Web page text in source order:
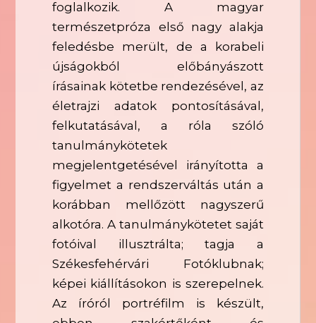
foglalkozik. A magyar
természetpróza első nagy alakja
feledésbe merült, de a korabeli
újságokból előbányászott
írásainak kötetbe rendezésével, az
életrajzi adatok pontosításával,
felkutatásával, a róla szóló
tanulmánykötetek
megjelentgetésével irányította a
figyelmet a rendszerváltás után a
korábban mellőzött nagyszerű
alkotóra. A tanulmánykötetet saját
fotóival illusztrálta; tagja a
Székesfehérvári Fotóklubnak;
képei kiállításokon is szerepelnek.
Az íróról portréfilm is készült,